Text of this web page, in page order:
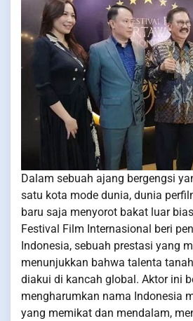
Dalam sebuah ajang bergengsi
satu kota mode dunia, dunia
baru saja menyorot bakat luar
Festival Film Internasional beri
Indonesia, sebuah prestasi yang
menunjukkan bahwa talenta
diakui di kancah global. Aktor ini
mengharumkan nama Indonesia
yang memikat dan mendalam,